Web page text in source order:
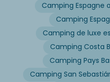
Camping Espagne
Camping
Camping de luxe
Camping Costa
Camping Pays
Camping San